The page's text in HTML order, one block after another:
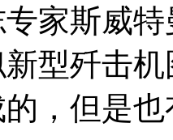
家斯威
型歼击
，但是